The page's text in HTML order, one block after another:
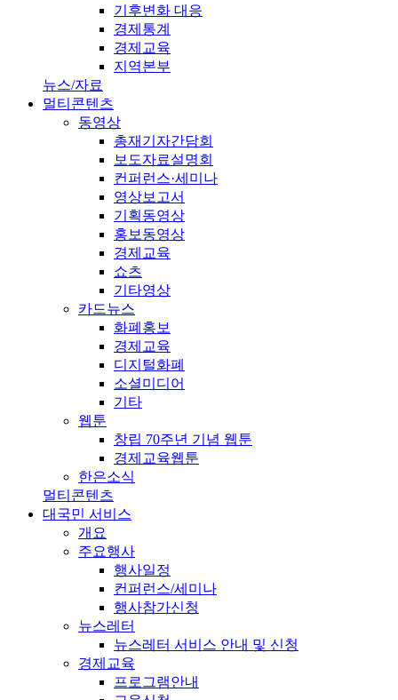
기후변화 대응
경제통계
경제교육
지역본부
뉴스/자료
멀티콘텐츠
동영상
총재기자간담회
보도자료설명회
컨퍼런스·세미나
영상보고서
기획동영상
홍보동영상
경제교육
쇼츠
기타영상
카드뉴스
화폐홍보
경제교육
디지털화폐
소셜미디어
기타
웹툰
창립 70주년 기념 웹툰
경제교육웹툰
한은소식
멀티콘텐츠
대국민 서비스
개요
주요행사
행사일정
컨퍼런스/세미나
행사참가신청
뉴스레터
뉴스레터 서비스 안내 및 신청
경제교육
프로그램안내